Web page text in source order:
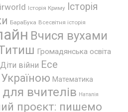
Історія Криму
Історія
БараБука Всесвітня історія
Вчися вухами
Громадянська освіта
Діти війни Есе
Математика
вчителів Наталія
проєкт: пишемо